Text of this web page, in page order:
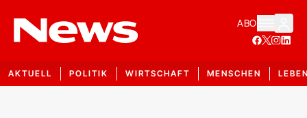
ABO
AKTUELL POLITIK WIRTSCHAFT MENSCHEN